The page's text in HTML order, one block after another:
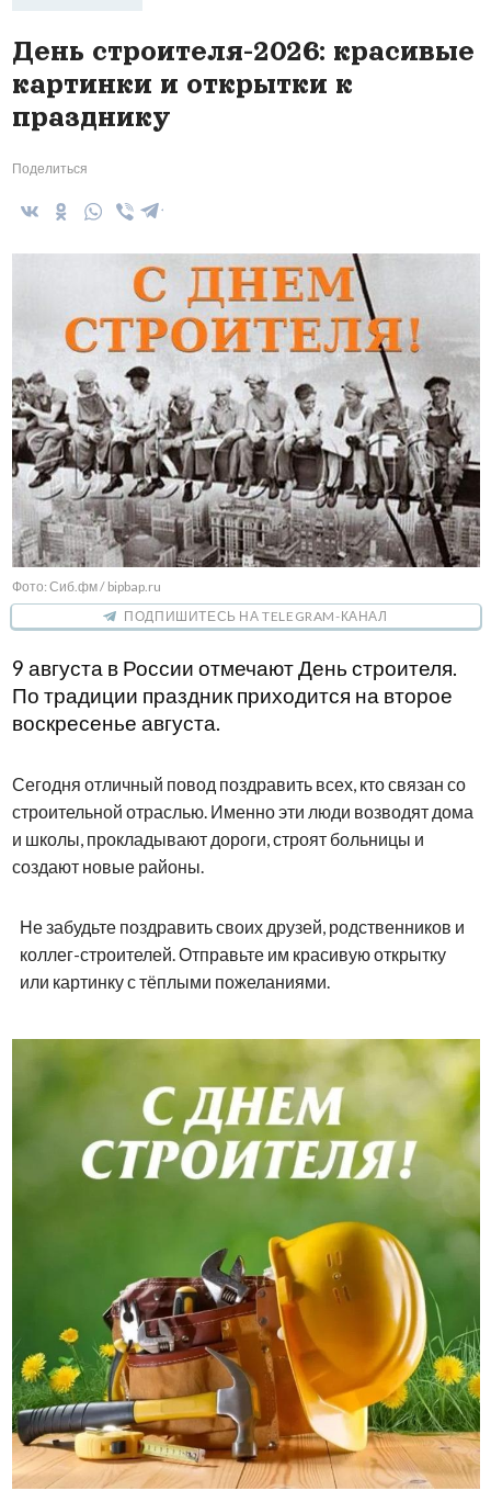
День строителя-2026: красивые
картинки и открытки к
празднику
Поделиться
Фото: Сиб.фм / bipbap.ru
ПОДПИШИТЕСЬ НА TELEGRAM-КАНАЛ
9 августа в России отмечают День строителя.
По традиции праздник приходится на второе
воскресенье августа.
Сегодня отличный повод поздравить всех, кто связан со
строительной отраслью. Именно эти люди возводят дома
и школы, прокладывают дороги, строят больницы и
создают новые районы.
Не забудьте поздравить своих друзей, родственников и
коллег-строителей. Отправьте им красивую открытку
или картинку с тёплыми пожеланиями.